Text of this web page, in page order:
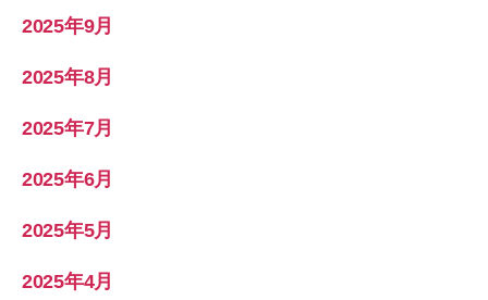
2025年9月
2025年8月
2025年7月
2025年6月
2025年5月
2025年4月